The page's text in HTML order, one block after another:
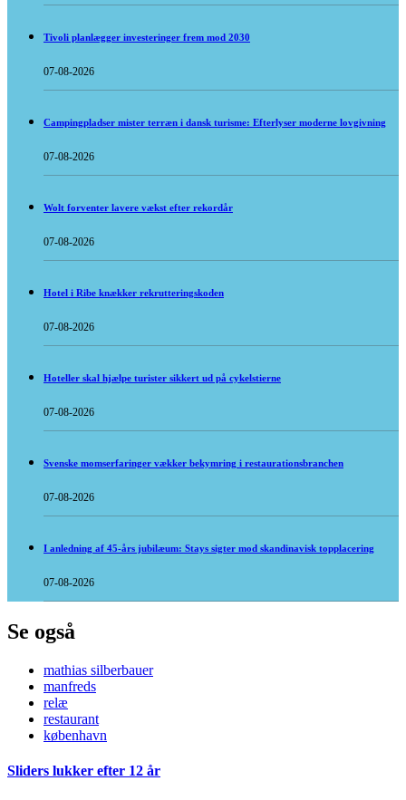
Tivoli planlægger investeringer frem mod 2030
07-08-2026
Campingpladser mister terræn i dansk turisme: Efterlyser moderne lovgivning
07-08-2026
Wolt forventer lavere vækst efter rekordår
07-08-2026
Hotel i Ribe knækker rekrutteringskoden
07-08-2026
Hoteller skal hjælpe turister sikkert ud på cykelstierne
07-08-2026
Svenske momserfaringer vækker bekymring i restaurationsbranchen
07-08-2026
I anledning af 45-års jubilæum: Stays sigter mod skandinavisk topplacering
07-08-2026
Se også
mathias silberbauer
manfreds
relæ
restaurant
københavn
Sliders lukker efter 12 år